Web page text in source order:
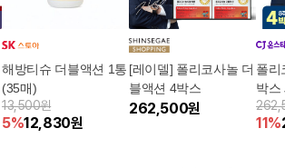
해방티슈 더블액션 1통
(35매)
13,500원
5%12,830원
[레이델] 폴리코사놀 더
블액션 4박스
262,500원
폴리
박스
11%